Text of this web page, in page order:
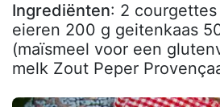
Ingrediënten: 2
eieren 200 g geitenkaas
(maïsmeel voor een
melk Zout Peper